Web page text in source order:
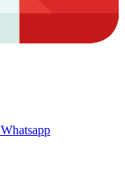
Whatsapp